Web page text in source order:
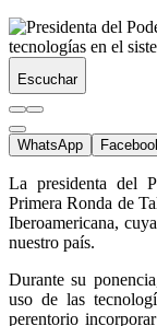
Escuchar
WhatsApp
La presidenta del
Primera Ronda de
Iberoamericana,
nuestro país.
Durante su
uso de las
perentorio